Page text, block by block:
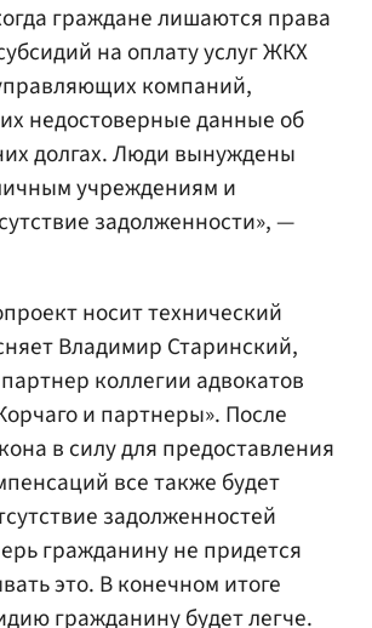
граждане лишаются права
на оплату услуг ЖКХ
компаний,
недостоверные данные об
долгах. Люди вынуждены
учреждениям и
задолженности», —
носит технический
Владимир Старинский,
коллегии адвокатов
и партнеры». После
в силу для предоставления
все также будет
задолженностей
гражданину не придется
это. В конечном итоге
гражданину будет легче.